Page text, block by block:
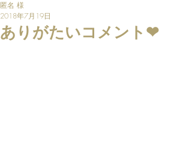
ありがたいコメント❤
匿名 様
2018年7月19日